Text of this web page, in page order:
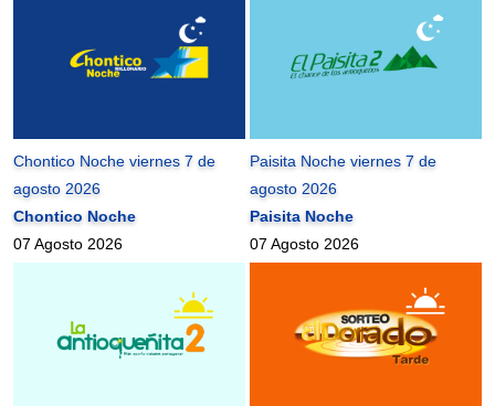
Chontico Noche viernes 7 de
agosto 2026
Chontico Noche
07 Agosto 2026
Paisita Noche viernes 7 de
agosto 2026
Paisita Noche
07 Agosto 2026